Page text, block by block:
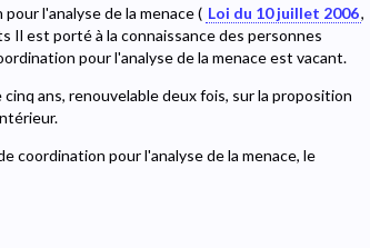
l'analyse de la menace ( Loi du 10 juillet 2006,
Il est porté à la connaissance des personnes
pour l'analyse de la menace est vacant.
ans, renouvelable deux fois, sur la proposition
coordination pour l'analyse de la menace, le